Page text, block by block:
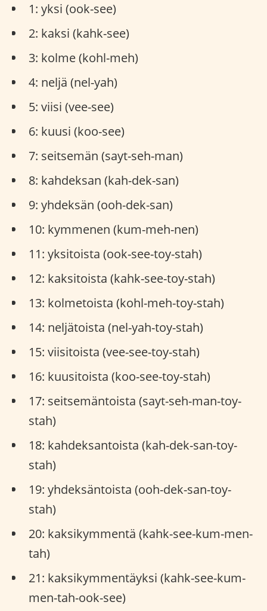
1: yksi (ook-see)
2: kaksi (kahk-see)
3: kolme (kohl-meh)
4: neljä (nel-yah)
5: viisi (vee-see)
6: kuusi (koo-see)
7: seitsemän (sayt-seh-man)
8: kahdeksan (kah-dek-san)
9: yhdeksän (ooh-dek-san)
10: kymmenen (kum-meh-nen)
11: yksitoista (ook-see-toy-stah)
12: kaksitoista (kahk-see-toy-stah)
13: kolmetoista (kohl-meh-toy-stah)
14: neljätoista (nel-yah-toy-stah)
15: viisitoista (vee-see-toy-stah)
16: kuusitoista (koo-see-toy-stah)
17: seitsemäntoista (sayt-seh-man-toy-
stah)
18: kahdeksantoista (kah-dek-san-toy-
stah)
19: yhdeksäntoista (ooh-dek-san-toy-
stah)
20: kaksikymmentä (kahk-see-kum-men-
tah)
21: kaksikymmentäyksi (kahk-see-kum-
men-tah-ook-see)